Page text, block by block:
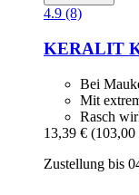
4.9 (8)
KERALIT
Bei
Mit
Rasch
13,39 € (103,00
Zustellung bis